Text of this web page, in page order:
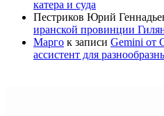
катера и суда
Пестриков Юрий
иранской провинции
Марго к записи Gemini от
ассистент для